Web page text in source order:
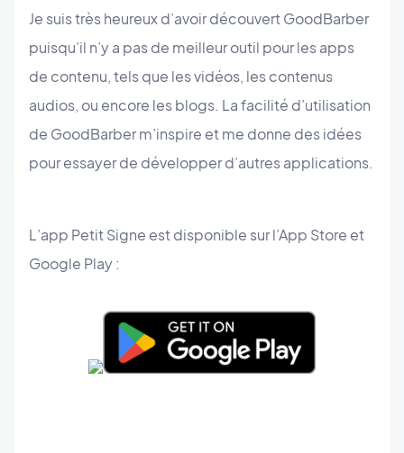
Je suis très heureux d’avoir découvert GoodBarber
puisqu’il n’y a pas de meilleur outil pour les apps
de contenu, tels que les vidéos, les contenus
audios, ou encore les blogs. La facilité d’utilisation
de GoodBarber m’inspire et me donne des idées
pour essayer de développer d’autres applications.
L’app Petit Signe est disponible sur l’App Store et
Google Play :